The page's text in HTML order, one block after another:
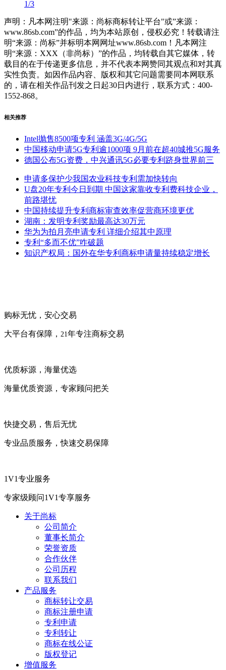
1/3
声明：凡本网注明"来源：尚标商标转让平台"或”来源：
www.86sb.com”的作品，均为本站原创，侵权必究！转载请注
明“来源：尚标”并标明本网网址www.86sb.com！凡本网注
明“来源：XXX（非尚标）”的作品，均转载自其它媒体，转
载目的在于传递更多信息，并不代表本网赞同其观点和对其真
实性负责。如因作品内容、版权和其它问题需要同本网联系
的，请在相关作品刊发之日起30日内进行，联系方式：400-
1552-868。
相关推荐
Intel抛售8500项专利 涵盖3G/4G/5G
中国移动申请5G专利逾1000项 9月前在超40城推5G服务
德国公布5G资费，中兴通讯5G必要专利跻身世界前三
申请多保护少我国农业科技专利需加快转向
U盘20年专利今日到期 中国这家靠收专利费科技企业，
前路堪忧
中国持续提升专利商标审查效率促营商环境更优
湖南：发明专利奖励最高达30万元
华为为拍月亮申请专利 详细介绍其中原理
专利“多而不优”咋破题
知识产权局：国外在华专利商标申请量持续稳定增长
购标无忧，安心交易
大平台有保障， 21 年专注商标交易
优质标源，海量优选
海量优质资源，专家顾问把关
快捷交易，售后无忧
专业品质服务，快速交易保障
1V1专业服务
专家级顾问1V1专享服务
关于尚标
公司简介
董事长简介
荣誉资质
合作伙伴
公司历程
联系我们
产品服务
商标转让交易
商标注册申请
专利申请
专利转让
商标在线公证
版权登记
增值服务